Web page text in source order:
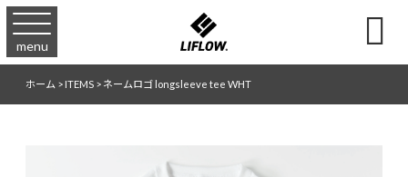
menu 
ホーム>ITEMS>ネームロゴ longsleeve tee WHT